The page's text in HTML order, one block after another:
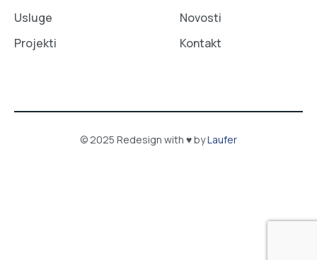
Usluge
Projekti
Novosti
Kontakt
© 2025 Redesign with ♥ byLaufer